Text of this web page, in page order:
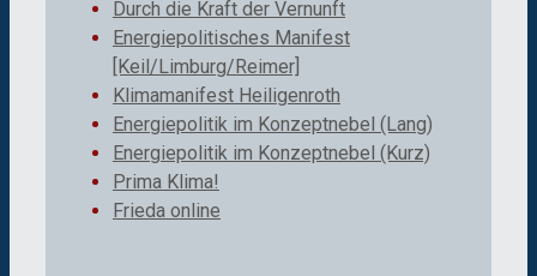
Durch die Kraft der Vernunft
Energiepolitisches Manifest
[Keil/Limburg/Reimer]
Klimamanifest Heiligenroth
Energiepolitik im Konzeptnebel (Lang)
Energiepolitik im Konzeptnebel (Kurz)
Prima Klima!
Frieda online